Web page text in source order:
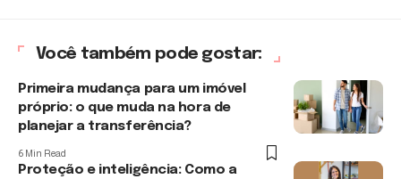
Você também pode gostar:
Primeira mudança para um imóvel
próprio: o que muda na hora de
planejar a transferência?
6 Min Read
Proteção e inteligência: Como a